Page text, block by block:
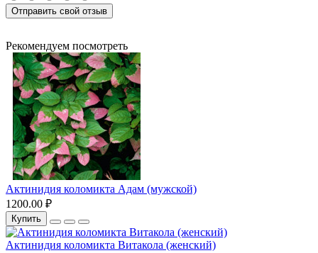
Отправить свой отзыв
Рекомендуем посмотреть
Актинидия коломикта Адам (мужской)
1200.00 ₽
Купить
Актинидия коломикта Витакола (женский)